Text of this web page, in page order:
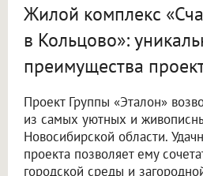
Жилой комплекс
в Кольцово»:
преимущества
Проект Группы «Эталон»
из самых уютных и
Новосибирской области.
проекта позволяет ему
городской среды и